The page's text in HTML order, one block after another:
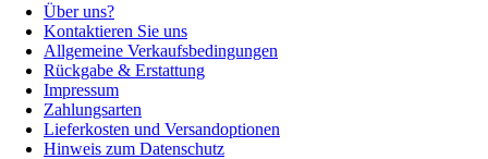
Über uns?
Kontaktieren Sie uns
Allgemeine Verkaufsbedingungen
Rückgabe & Erstattung
Impressum
Zahlungsarten
Lieferkosten und Versandoptionen
Hinweis zum Datenschutz